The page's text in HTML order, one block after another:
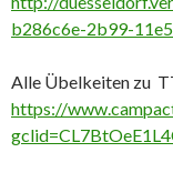
b286c6e-2b99-
Alle Übelkeiten zu
https://